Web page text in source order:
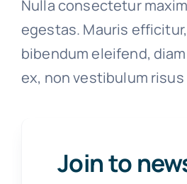
Nulla consectetur
egestas. Mauris
bibendum eleifend,
ex, non vestibulum
Join to